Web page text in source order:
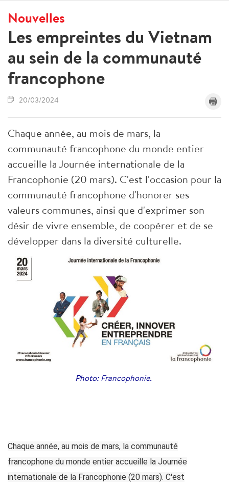
Nouvelles
Les empreintes du Vietnam
au sein de la communauté
francophone
20/03/2024
Chaque année, au mois de mars, la
communauté francophone du monde entier
accueille la Journée internationale de la
Francophonie (20 mars). C'est l'occasion pour la
communauté francophone d'honorer ses
valeurs communes, ainsi que d'exprimer son
désir de vivre ensemble, de coopérer et de se
développer dans la diversité culturelle.
Photo: Francophonie.
Chaque année, au mois de mars, la communauté
francophone du monde entier accueille la Journée
internationale de la Francophonie (20 mars). C'est